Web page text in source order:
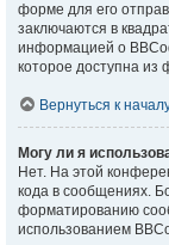
форме для его
заключаются в
информацией о
которое доступна
Вернуться к
Могу ли я
Нет. На этой
кода в сообщениях.
форматированию
использованием